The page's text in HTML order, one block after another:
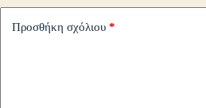
Προσθήκη σχόλιου *